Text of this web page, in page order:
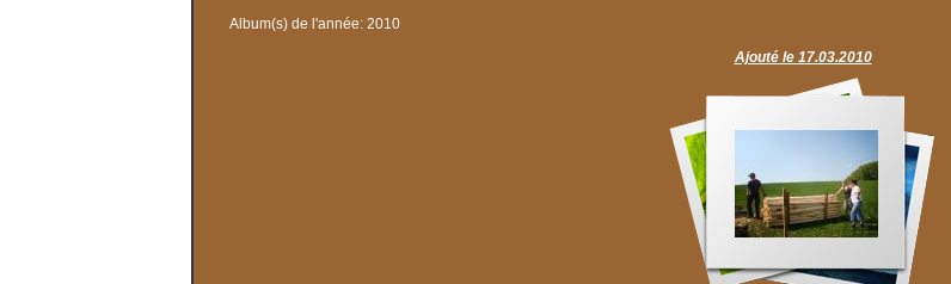
Album(s) de l'année: 2010
Ajouté le 17.03.2010